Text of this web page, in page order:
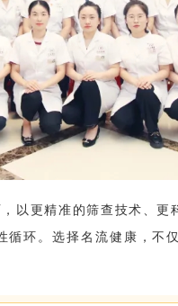
以更精准的筛查技术、
循环。选择名流健康，不